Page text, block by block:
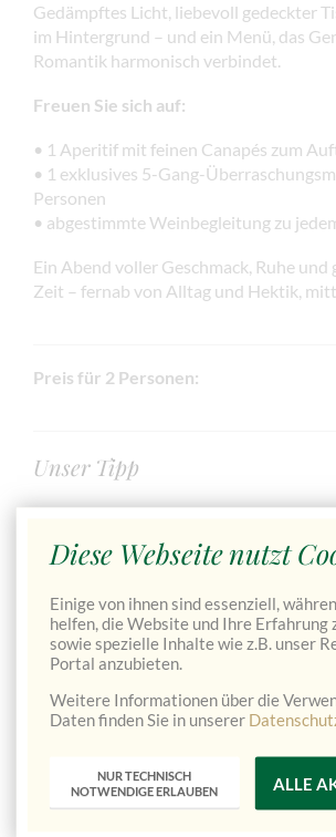
Gedämpftes Licht, liebevoll gedeckter
im Hintergrund – und ein Menü, das
Romantik harmonisch verbindet.
Freuen Sie sich auf:
• 1 Aperitif mit feinen Canapés zum
• 1 exklusives 5-Gang-
Personen
• abgestimmte Weinbegleitung zu
Ein Abend voller Geschmack, Ruhe und
Zeit – fernab von Alltag und Hektik,
Preis für 2 Personen:
Unser Tipp
Übernachtung im Schloss.
Genießen Sie die Ruhe des
die Natur rund um Schloss Kassegg.
Unser Pauschalangebot finden Sie hier:
Ein Geschenk. Ein Jahrestag. Oder
~ Vorreservierung erforderlich ~
Diese Webseite nutzt
Einige von ihnen sind essenziell,
helfen, die Website und Ihre Erfahrung
sowie spezielle Inhalte wie z.B. unser
Portal anzubieten.
Weitere Informationen über die
Daten finden Sie in unserer
NUR TECHNISCH
NOTWENDIGE ERLAUBEN
ALLE